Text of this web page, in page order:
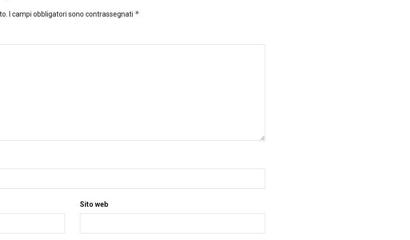
I campi obbligatori sono contrassegnati *
Sito web